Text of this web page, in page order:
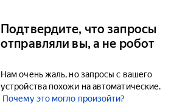
Подтвердите, что запросы
отправляли вы, а не робот
Нам очень жаль, но запросы с вашего
устройства похожи на автоматические.
Почему это могло произойти?